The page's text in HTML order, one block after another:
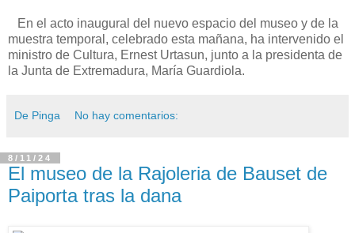
En el acto inaugural del nuevo espacio del museo y de la
muestra temporal, celebrado esta mañana, ha intervenido el
ministro de Cultura, Ernest Urtasun, junto a la presidenta de
la Junta de Extremadura, María Guardiola.
De Pinga No hay comentarios:
8/11/24
El museo de la Rajoleria de Bauset de
Paiporta tras la dana